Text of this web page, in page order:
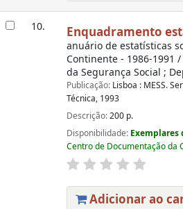
10. Enquadramento
anuário de estatísticas
Continente - 1986-1991
da Segurança Social ;
Publicação: Lisboa : MESS.
Técnica, 1993
Descrição:200 p.
Disponibilidade:
Centro de Documentação da
Adicionar ao